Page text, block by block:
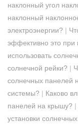
наклонный угол
наклонный
электроэнергии? |
эффективно это при
использовать
солнечной рейки? |
солнечных панелей
системы? | Каково
панелей на крышу? |
установки